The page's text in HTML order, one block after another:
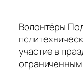
Волонтёры
участие в